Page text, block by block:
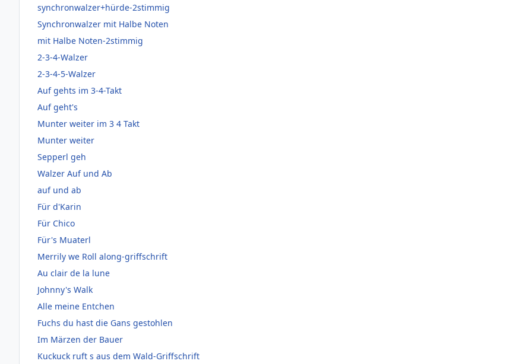
synchronwalzer+hürde-2stimmig
Synchronwalzer mit Halbe Noten
mit Halbe Noten-2stimmig
2-3-4-Walzer
2-3-4-5-Walzer
Auf gehts im 3-4-Takt
Auf geht's
Munter weiter im 3 4 Takt
Munter weiter
Sepperl geh
Walzer Auf und Ab
auf und ab
Für d'Karin
Für Chico
Für's Muaterl
Merrily we Roll along-griffschrift
Au clair de la lune
Johnny's Walk
Alle meine Entchen
Fuchs du hast die Gans gestohlen
Im Märzen der Bauer
Kuckuck ruft s aus dem Wald-Griffschrift